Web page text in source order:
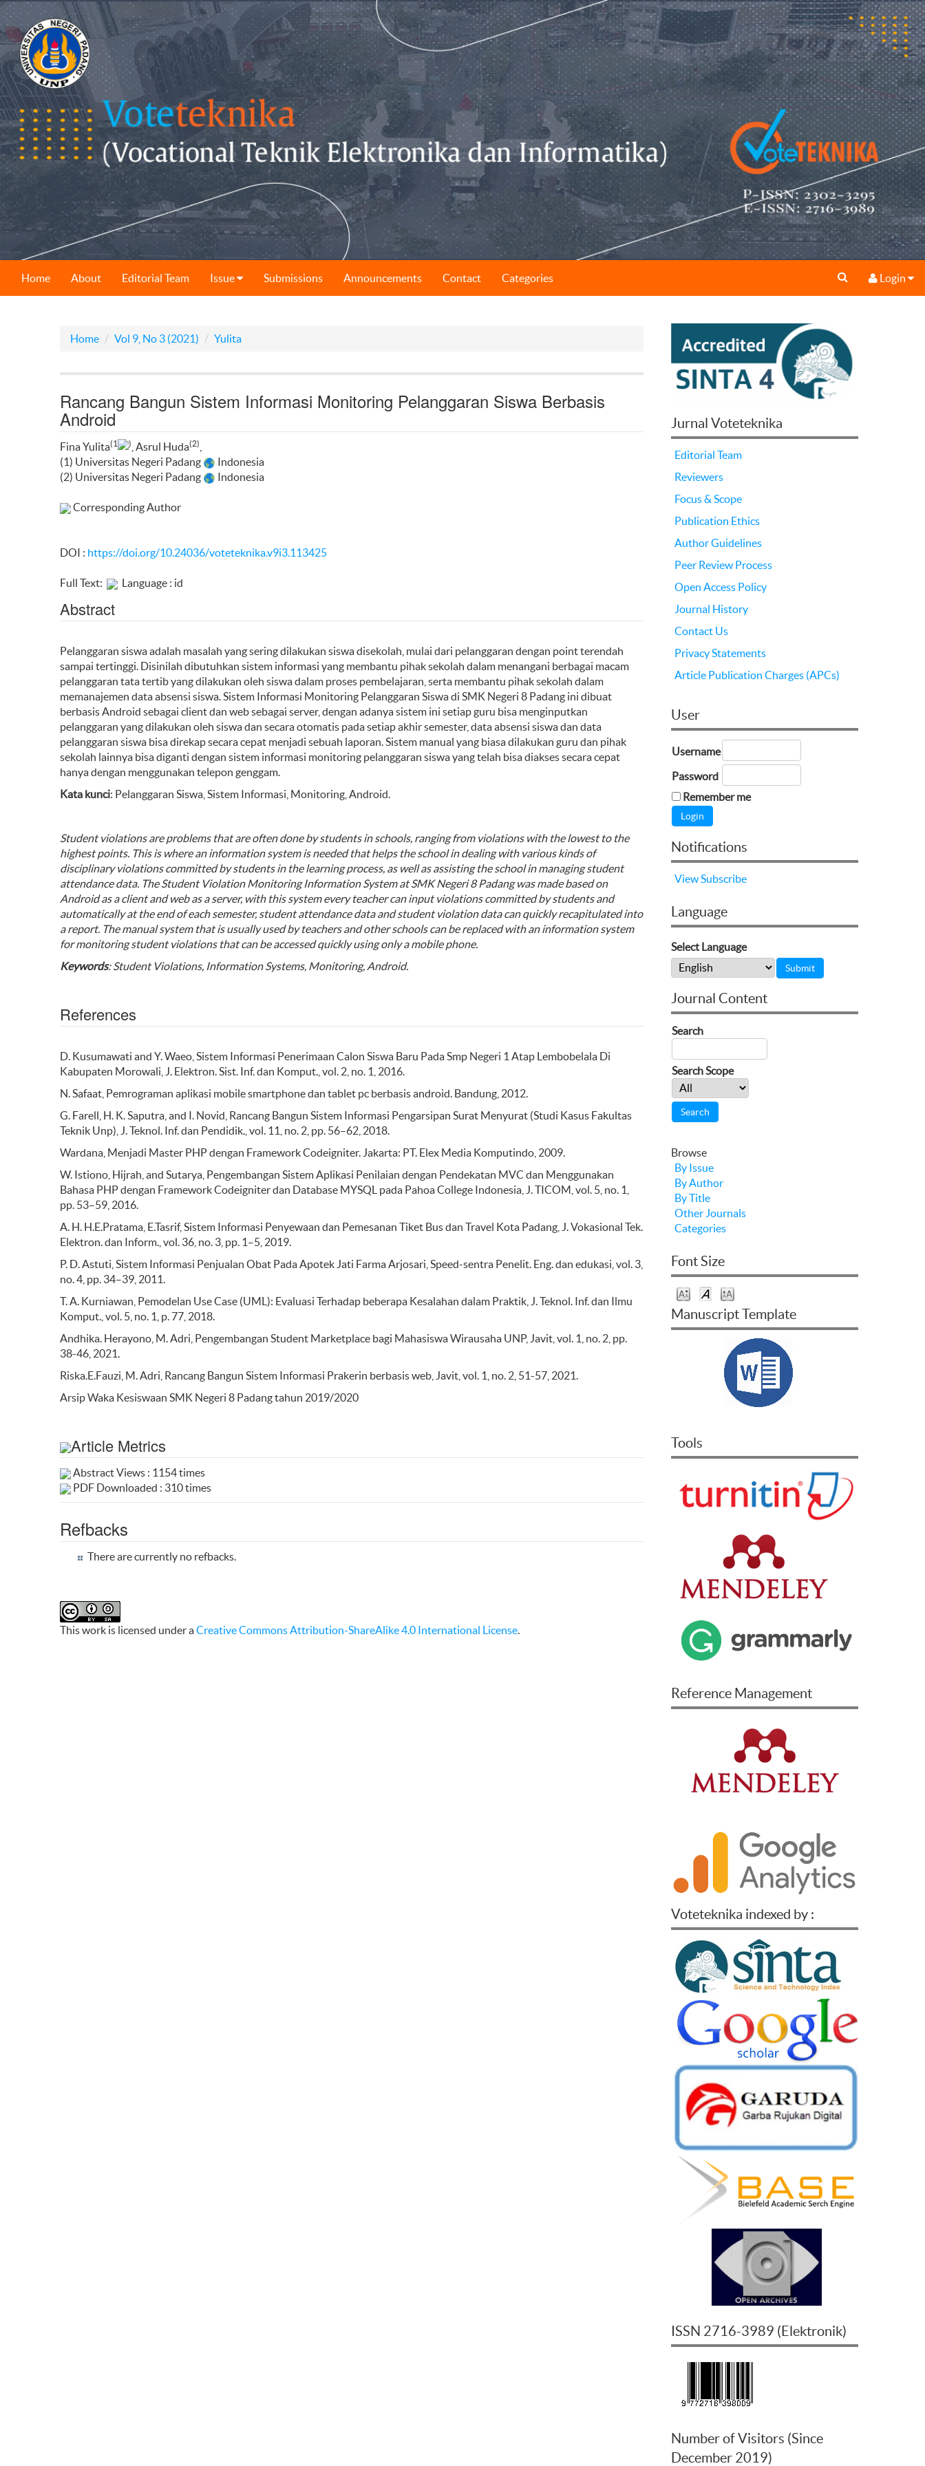
Home About Editorial Team Issue Submissions Announcements Contact Categories Login
Home Vol 9, No 3 (2021) Yulita
Rancang Bangun Sistem Informasi Monitoring Pelanggaran Siswa Berbasis
Android
Fina Yulita(1 ) , Asrul Huda(2)
(1) Universitas Negeri Padang
Indonesia
(2) Universitas Negeri Padang
Indonesia
Corresponding Author
DOI : https://doi.org/10.24036/voteteknika.v9i3.113425
Full Text: Language : id
Abstract
Pelanggaran siswa adalah masalah yang sering dilakukan siswa disekolah, mulai dari pelanggaran dengan point terendah
sampai tertinggi. Disinilah dibutuhkan sistem informasi yang membantu pihak sekolah dalam menangani berbagai macam
pelanggaran tata tertib yang dilakukan oleh siswa dalam proses pembelajaran, serta membantu pihak sekolah dalam
memanajemen data absensi siswa. Sistem Informasi Monitoring Pelanggaran Siswa di SMK Negeri 8 Padang ini dibuat
berbasis Android sebagai client dan web sebagai server, dengan adanya sistem ini setiap guru bisa menginputkan
pelanggaran yang dilakukan oleh siswa dan secara otomatis pada setiap akhir semester, data absensi siswa dan data
pelanggaran siswa bisa direkap secara cepat menjadi sebuah laporan. Sistem manual yang biasa dilakukan guru dan pihak
sekolah lainnya bisa diganti dengan sistem informasi monitoring pelanggaran siswa yang telah bisa diakses secara cepat
hanya dengan menggunakan telepon genggam.
Kata kunci: Pelanggaran Siswa, Sistem Informasi, Monitoring, Android.
Student violations are problems that are often done by students in schools, ranging from violations with the lowest to the
highest points. This is where an information system is needed that helps the school in dealing with various kinds of
disciplinary violations committed by students in the learning process, as well as assisting the school in managing student
attendance data. The Student Violation Monitoring Information System at SMK Negeri 8 Padang was made based on
Android as a client and web as a server, with this system every teacher can input violations committed by students and
automatically at the end of each semester, student attendance data and student violation data can quickly recapitulated into
a report. The manual system that is usually used by teachers and other schools can be replaced with an information system
for monitoring student violations that can be accessed quickly using only a mobile phone.
Keywords: Student Violations, Information Systems, Monitoring, Android.
References
D. Kusumawati and Y. Waeo, Sistem Informasi Penerimaan Calon Siswa Baru Pada Smp Negeri 1 Atap Lembobelala Di
Kabupaten Morowali, J. Elektron. Sist. Inf. dan Komput., vol. 2, no. 1, 2016.
N. Safaat, Pemrograman aplikasi mobile smartphone dan tablet pc berbasis android. Bandung, 2012.
G. Farell, H. K. Saputra, and I. Novid, Rancang Bangun Sistem Informasi Pengarsipan Surat Menyurat (Studi Kasus Fakultas
Teknik Unp), J. Teknol. Inf. dan Pendidik., vol. 11, no. 2, pp. 56–62, 2018.
Wardana, Menjadi Master PHP dengan Framework Codeigniter. Jakarta: PT. Elex Media Komputindo, 2009.
W. Istiono, Hijrah, and Sutarya, Pengembangan Sistem Aplikasi Penilaian dengan Pendekatan MVC dan Menggunakan
Bahasa PHP dengan Framework Codeigniter dan Database MYSQL pada Pahoa College Indonesia, J. TICOM, vol. 5, no. 1,
pp. 53–59, 2016.
A. H. H.E.Pratama, E.Tasrif, Sistem Informasi Penyewaan dan Pemesanan Tiket Bus dan Travel Kota Padang, J. Vokasional Tek.
Elektron. dan Inform., vol. 36, no. 3, pp. 1–5, 2019.
P. D. Astuti, Sistem Informasi Penjualan Obat Pada Apotek Jati Farma Arjosari, Speed-sentra Penelit. Eng. dan edukasi, vol. 3,
no. 4, pp. 34–39, 2011.
T. A. Kurniawan, Pemodelan Use Case (UML): Evaluasi Terhadap beberapa Kesalahan dalam Praktik, J. Teknol. Inf. dan Ilmu
Komput., vol. 5, no. 1, p. 77, 2018.
Andhika. Herayono, M. Adri, Pengembangan Student Marketplace bagi Mahasiswa Wirausaha UNP, Javit, vol. 1, no. 2, pp.
38-46, 2021.
Riska.E.Fauzi, M. Adri, Rancang Bangun Sistem Informasi Prakerin berbasis web, Javit, vol. 1, no. 2, 51-57, 2021.
Arsip Waka Kesiswaan SMK Negeri 8 Padang tahun 2019/2020
Article Metrics
Abstract Views : 1154 times
PDF Downloaded : 310 times
Refbacks
There are currently no refbacks.
This work is licensed under aCreative Commons Attribution-ShareAlike 4.0 International License.
Jurnal Voteteknika
Editorial Team
Reviewers
Focus & Scope
Publication Ethics
Author Guidelines
Peer Review Process
Open Access Policy
Journal History
Contact Us
Privacy Statements
Article Publication Charges (APCs)
User
Username
Password
Remember me
Notifications
ViewSubscribe
Language
Select Language
Journal Content
Search
Search Scope
Browse
By Issue
By Author
By Title
Other Journals
Categories
Font Size
Manuscript Template
Tools
Reference Management
Voteteknika indexed by :
ISSN 2716-3989 (Elektronik)
Number of Visitors (Since
December 2019)